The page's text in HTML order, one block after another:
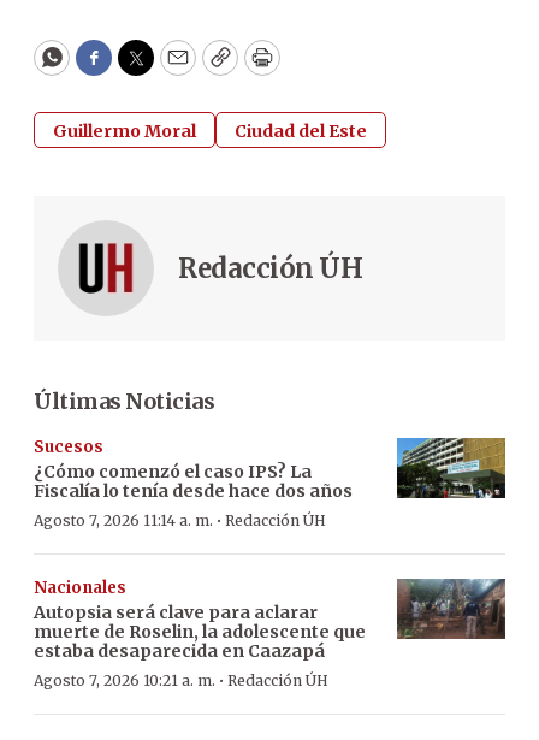
WhatsApp
Facebook
Twitter
EmailCopyPrint
Guillermo Moral Ciudad del Este
Redacción ÚH
Últimas Noticias
Sucesos
¿Cómo comenzó el caso IPS? La
Fiscalía lo tenía desde hace dos años
Agosto 7, 2026 11:14 a. m. · Redacción ÚH
Nacionales
Autopsia será clave para aclarar
muerte de Roselin, la adolescente que
estaba desaparecida en Caazapá
Agosto 7, 2026 10:21 a. m. · Redacción ÚH